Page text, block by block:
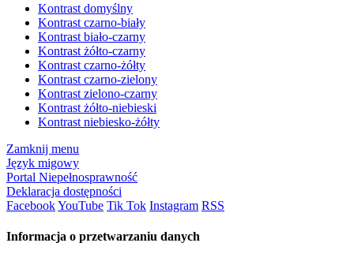
Kontrast domyślny
Kontrast czarno-biały
Kontrast biało-czarny
Kontrast żółto-czarny
Kontrast czarno-żółty
Kontrast czarno-zielony
Kontrast zielono-czarny
Kontrast żółto-niebieski
Kontrast niebiesko-żółty
Zamknij menu
Język migowy
Portal Niepełnosprawność
Deklaracja dostępności
FacebookYouTube Tik Tok Instagram RSS
Informacja o przetwarzaniu danych